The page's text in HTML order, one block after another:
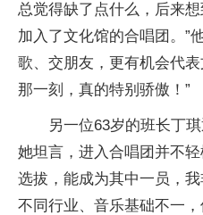
总觉得缺了点什么，后来
加入了文化馆的合唱团。”
歌、交朋友，更有机会代
那一刻，真的特别骄傲！”
另一位63岁的班长丁
她坦言，进入合唱团并不
选拔，能成为其中一员，
不同行业、音乐基础不一